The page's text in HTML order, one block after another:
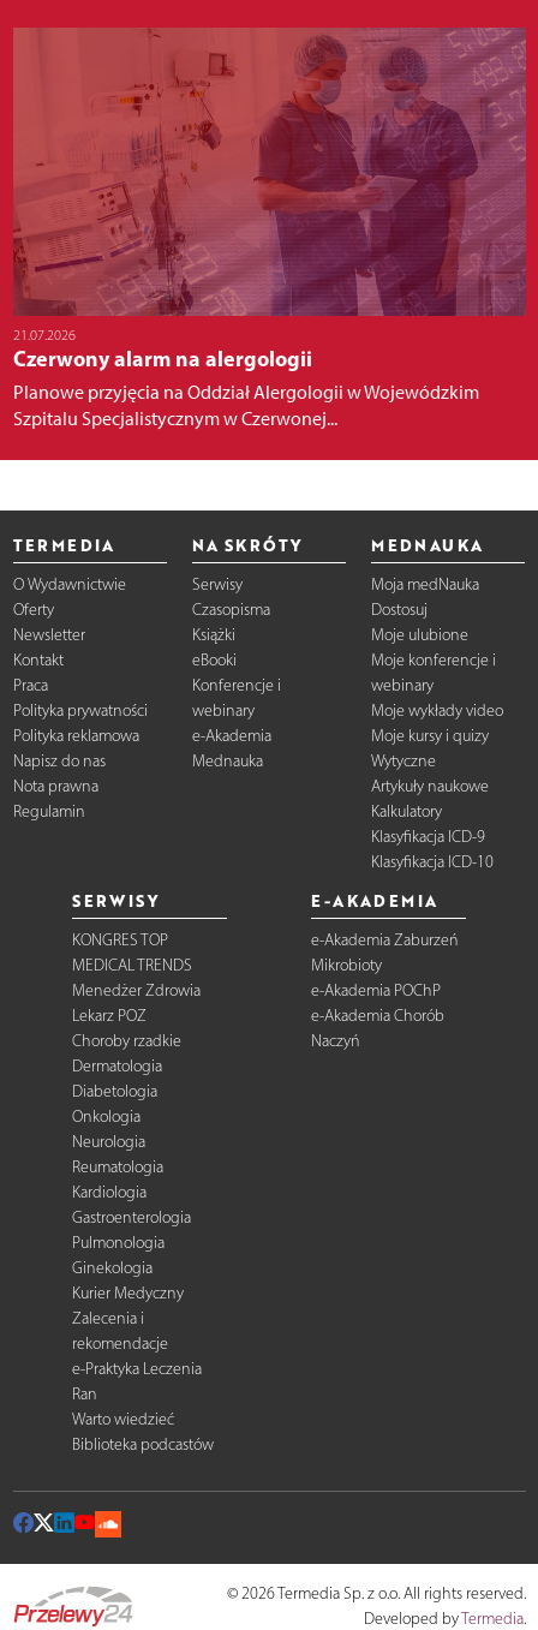
21.07.2026
Czerwony alarm na alergologii
Planowe przyjęcia na Oddział Alergologii w Wojewódzkim
Szpitalu Specjalistycznym w Czerwonej...
TERMEDIA
O Wydawnictwie
Oferty
Newsletter
Kontakt
Praca
Polityka prywatności
Polityka reklamowa
Napisz do nas
Nota prawna
Regulamin
NA SKRÓTY
Serwisy
Czasopisma
Książki
eBooki
Konferencje i
webinary
e-Akademia
Mednauka
MEDNAUKA
Moja medNauka
Dostosuj
Moje ulubione
Moje konferencje i
webinary
Moje wykłady video
Moje kursy i quizy
Wytyczne
Artykuły naukowe
Kalkulatory
Klasyfikacja ICD-9
Klasyfikacja ICD-10
SERWISY
KONGRES TOP
MEDICAL TRENDS
Menedżer Zdrowia
Lekarz POZ
Choroby rzadkie
Dermatologia
Diabetologia
Onkologia
Neurologia
Reumatologia
Kardiologia
Gastroenterologia
Pulmonologia
Ginekologia
Kurier Medyczny
Zalecenia i
rekomendacje
e-Praktyka Leczenia
Ran
Warto wiedzieć
Biblioteka podcastów
E-AKADEMIA
e-Akademia Zaburzeń
Mikrobioty
e-Akademia POChP
e-Akademia Chorób
Naczyń
© 2026 Termedia Sp. z o.o. All rights reserved.
Developed byTermedia.